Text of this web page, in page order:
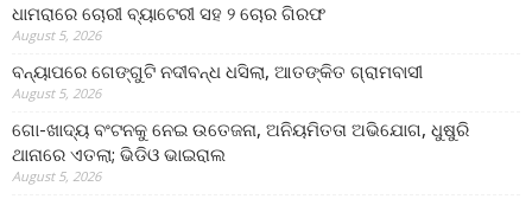
ଧାମରାରେ ଚୋରୀ ବ୍ୟାଟେରୀ ସହ ୨ ଚୋର ଗିରଫ
August 5, 2026
ବନ୍ୟାପରେ ଗେଙ୍ଗୁଟି ନଦୀବନ୍ଧ ଧସିଲା, ଆତଙ୍କିତ ଗ୍ରାମବାସୀ
August 5, 2026
ଗୋ-ଖାଦ୍ୟ ବଂଟନକୁ ନେଇ ଉତେଜନା, ଅନିୟମିତତା ଅଭିଯୋଗ, ଧୁଷୁରି
ଥାନାରେ ଏତଲା; ଭିଡିଓ ଭାଇରାଲ
August 5, 2026